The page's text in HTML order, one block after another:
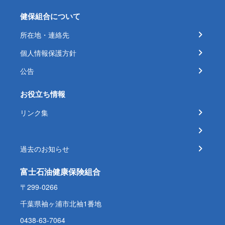
健保組合について
所在地・連絡先
個人情報保護方針
公告
お役立ち情報
リンク集
過去のお知らせ
富士石油健康保険組合
〒299-0266
千葉県袖ヶ浦市北袖1番地
0438-63-7064